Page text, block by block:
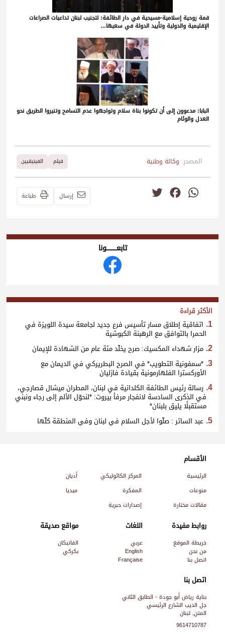
قمة روحية إسلامية-مسيحية في دار الطائفة: لتجنيب لبنان تداعيات الصراعات
الإقليمية والدولية وتأييد الدولة في سعيها…
البابا: مدعوون إلى أن تكونوا بناة سلام وتواجهوا عدم التسامح وتنيروا الطريق نحو
العدل والوئام
المصدر: وكالة وطنية فيلم الفينيقيين
WhatsApp
Facebook إرسال طباعة
تابعــــــــــونا
الأكثر قراءة
اتفاقية إطلاق مسار تأسيس فرع جديد لجامعة سيدة اللويزة في
الحمرا بالتوافق مع الرهبنة الكبوشية
مزار شهداء المكسيك: صرح يخلّد مئة عام من الشهادة للإيمان
*سمفونية التطويب* في الصرح البطريركي في الديمان مع
الأوركسترا الفلهارمونية بقيادة فازليان
رسالة رئيس الطائفة الكلدانية في لبنان، المطران ميشال قصارجي،
في الذكرى السادسة لانفجار مرفأ بيروت: *لنحوّل الألم إلى رجاء ونبني
مستقبلًا يليق بلبنان*
عبد الساتر : صلّوا لأجل السلام في لبنان وفي المنطقة كلّها
اتصل بنا
بناية رياض أبو جودة - الطابق الثاني
جل الديب الشارع الرئيسي
المتن, لبنان
9614710787
الأقسام
الرئيسية المركز الكاثوليكي
أديان
منوعات
المفكرة
ميديا
مقالات مختارة
إصدارات حبرية
روابط مفيدة
خريطة الموقع
من نحن
اتصل بنا
اللغات
عربي
English
Française
مواقع صديقة
الفاتيكان
بكركي